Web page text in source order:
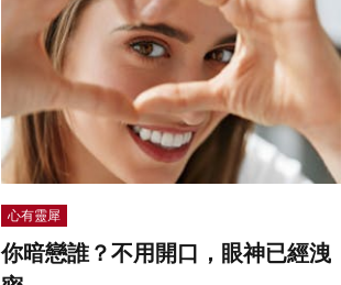
心有靈犀
你暗戀誰？不用開口，眼神已經洩